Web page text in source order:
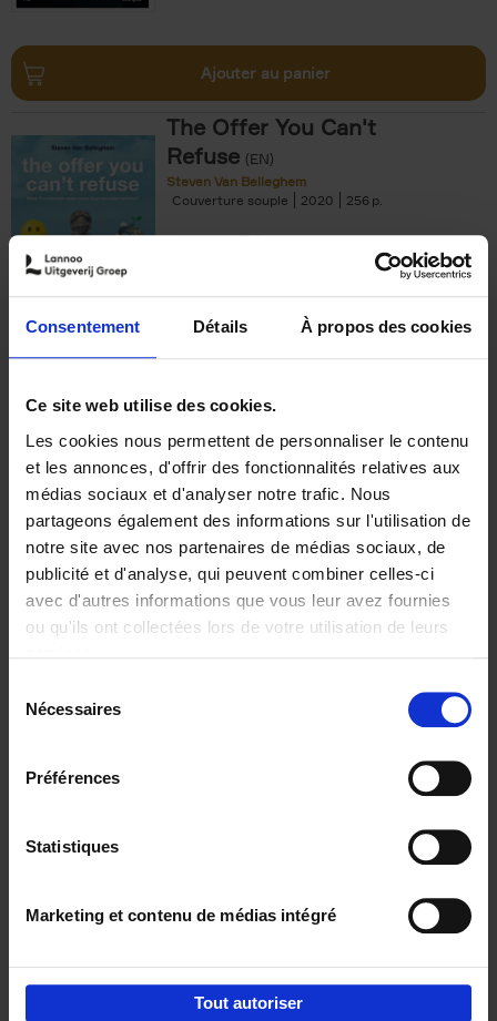
Consentement Détails À propos des cookies
Ce site web utilise des cookies.
Les cookies nous permettent de personnaliser le contenu
et les annonces, d'offrir des fonctionnalités relatives aux
médias sociaux et d'analyser notre trafic. Nous
partageons également des informations sur l'utilisation de
notre site avec nos partenaires de médias sociaux, de
publicité et d'analyse, qui peuvent combiner celles-ci
avec d'autres informations que vous leur avez fournies
ou qu'ils ont collectées lors de votre utilisation de leurs
Nécessaires
Préférences
Statistiques
Marketing et contenu de médias intégré
Tout autoriser
Ajouter au panier
The Offer You Can't
Refuse (EN)
Steven Van Belleghem
Couverture souple
2020 256
€37,50
Building Bonds = Building
Business
Jochen Roef Jozefien De Feyter
Carolien Boom
Couverture souple
2025 200
€29,99
Digital marketing like a PRO -
completely revised edition (EN)